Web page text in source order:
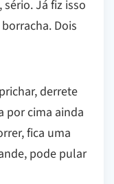
Já fiz isso
Dois
derrete
por cima ainda
fica uma
pode pular